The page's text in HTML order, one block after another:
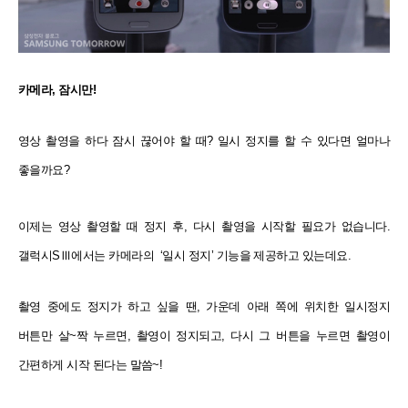
카메라, 잠시만!
영상 촬영을 하다 잠시 끊어야 할 때? 일시 정지를 할 수 있다면 얼마나
좋을까요?
이제는 영상 촬영할 때 정지 후, 다시 촬영을 시작할 필요가 없습니다.
갤럭시SⅢ에서는 카메라의 ‘일시 정지’ 기능을 제공하고 있는데요.
촬영 중에도 정지가 하고 싶을 땐, 가운데 아래 쪽에 위치한 일시정지
버튼만 살~짝 누르면, 촬영이 정지되고, 다시 그 버튼을 누르면 촬영이
간편하게 시작 된다는 말씀~!